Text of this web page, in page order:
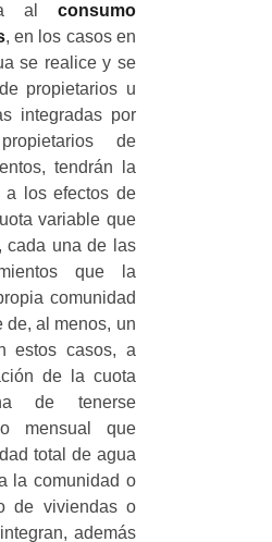
al consumo
, en los casos en
se realice y se
propietarios u
integradas por
de
tendrán la
a los efectos de
variable que
cada una de las
que la
comunidad
de, al menos, un
estos casos, a
de la cuota
de tenerse
mensual que
total de agua
la comunidad o
de viviendas o
además